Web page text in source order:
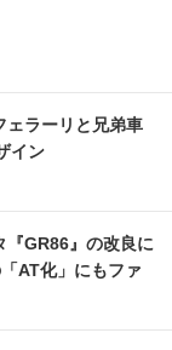
ェラーリと兄弟車
イン
『GR86』の改良に
AT化」にもファ